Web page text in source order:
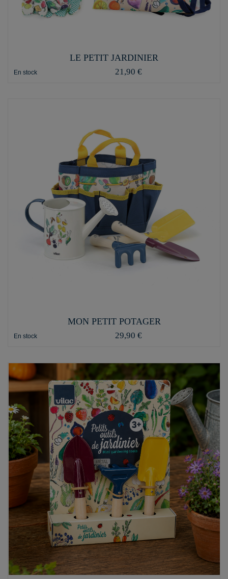
LE PETIT JARDINIER
En stock 21,90 €
MON PETIT POTAGER
En stock 29,90 €